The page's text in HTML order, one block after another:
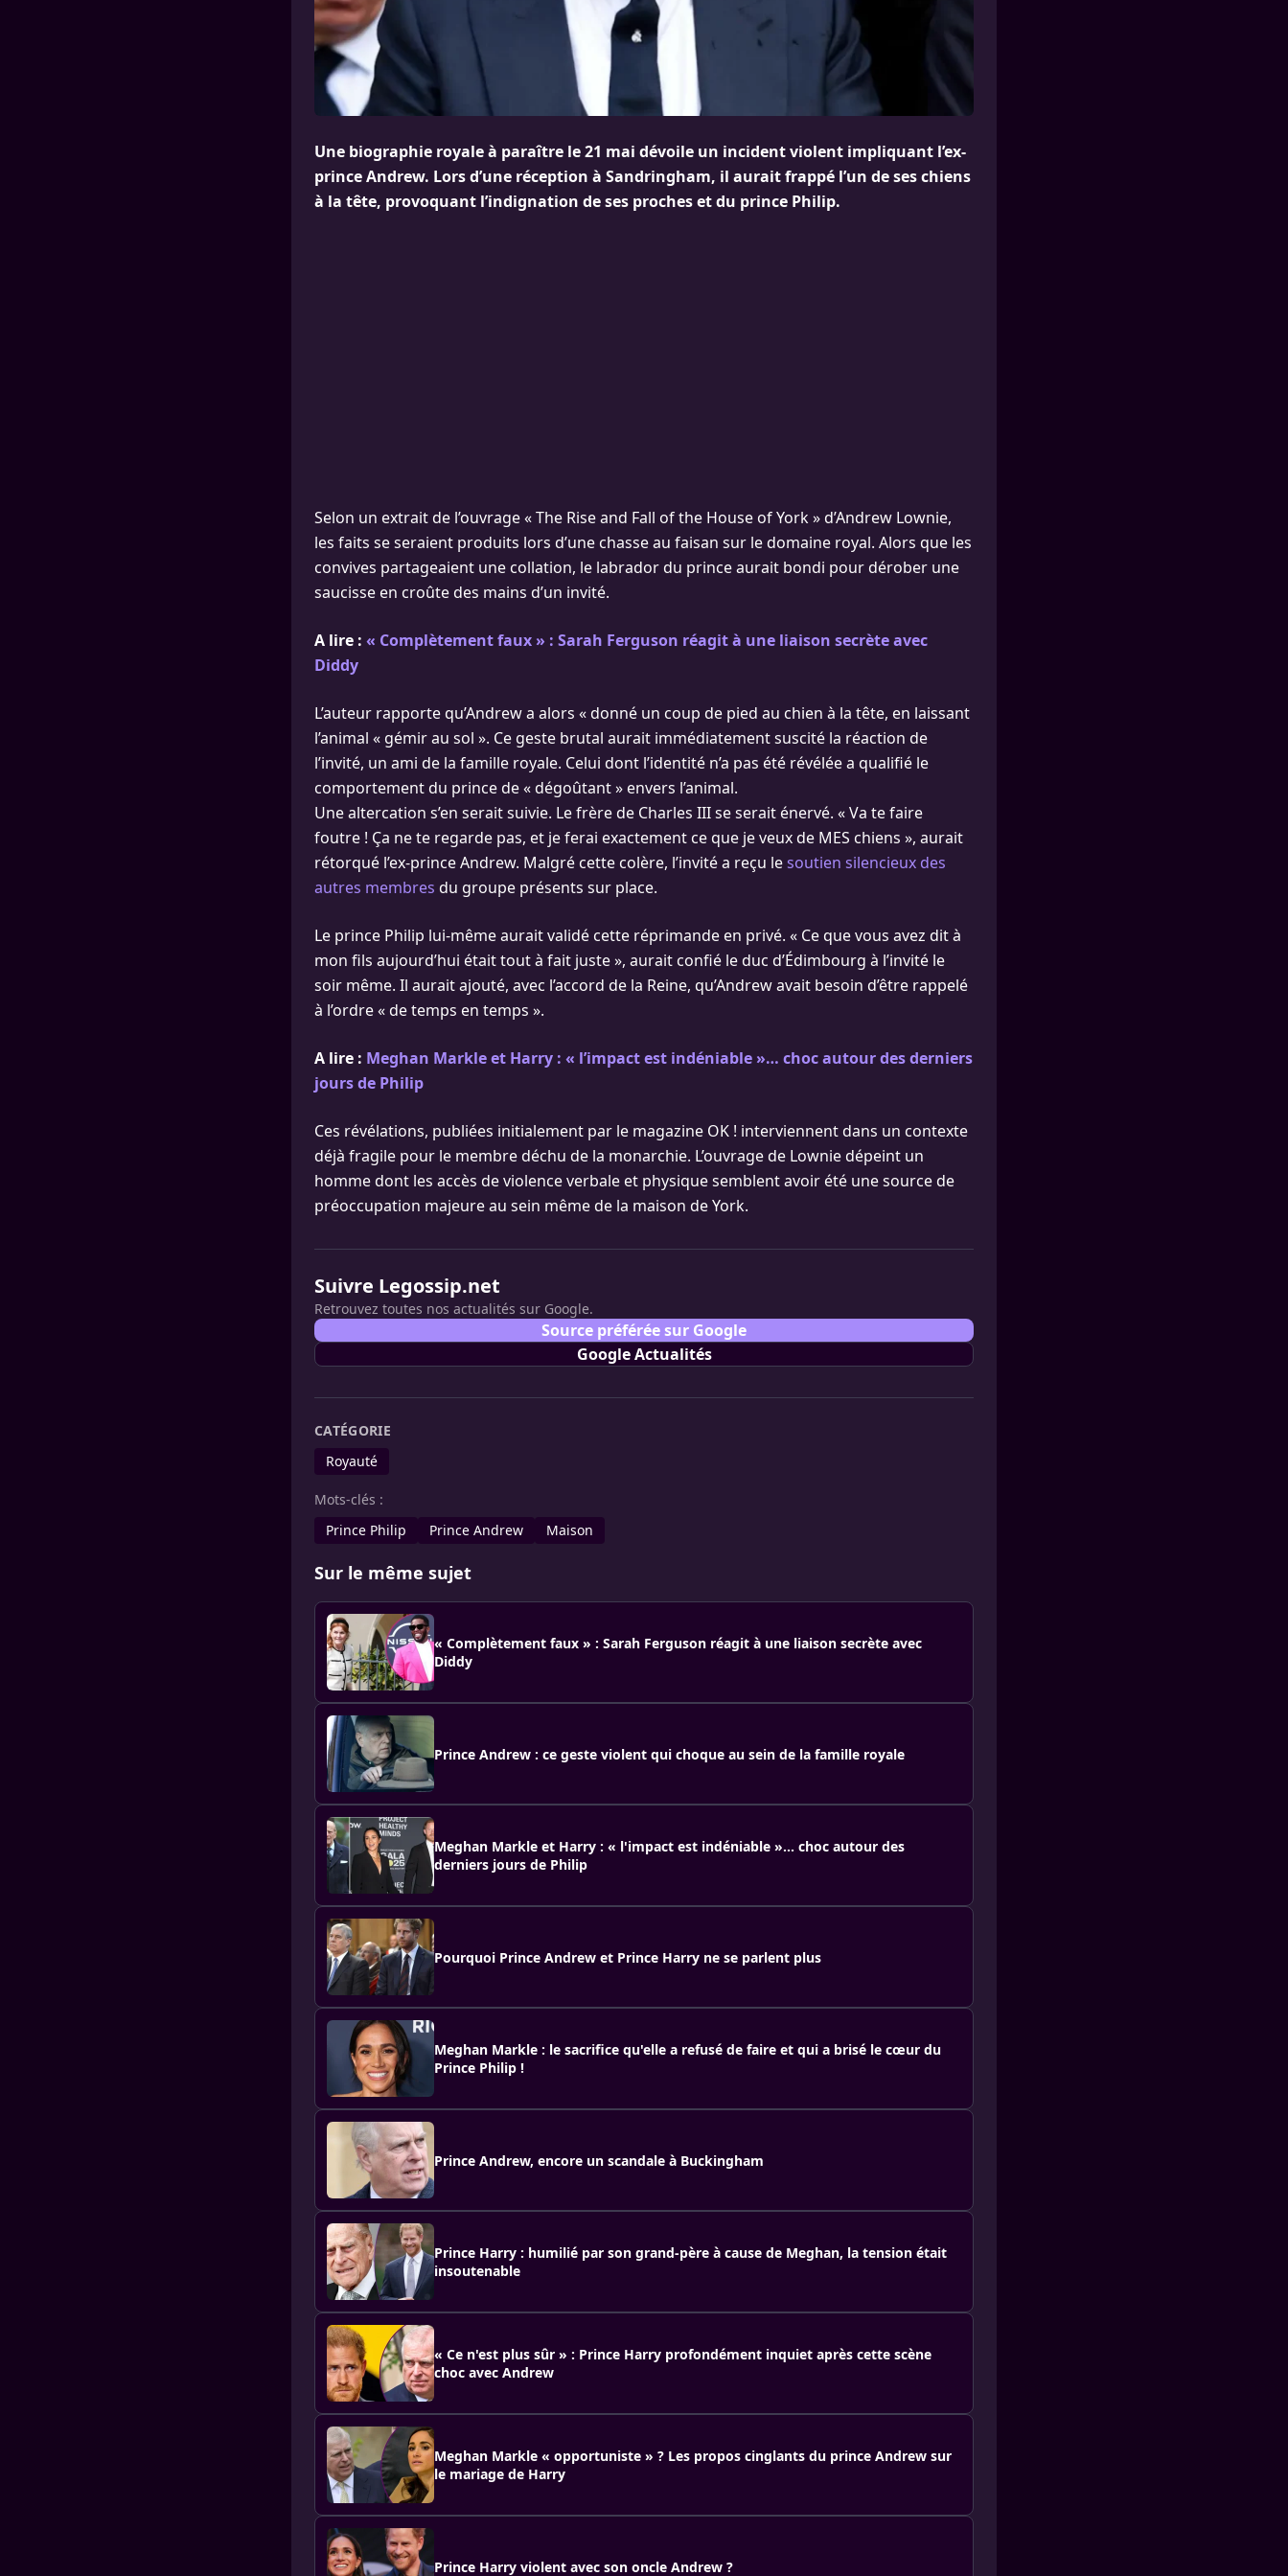
Une biographie royale à paraître le 21 mai dévoile un incident violent impliquant l’ex-
prince Andrew. Lors d’une réception à Sandringham, il aurait frappé l’un de ses chiens
à la tête, provoquant l’indignation de ses proches et du prince Philip.
Selon un extrait de l’ouvrage « The Rise and Fall of the House of York » d’Andrew Lownie,
les faits se seraient produits lors d’une chasse au faisan sur le domaine royal. Alors que les
convives partageaient une collation, le labrador du prince aurait bondi pour dérober une
saucisse en croûte des mains d’un invité.
A lire : « Complètement faux » : Sarah Ferguson réagit à une liaison secrète avec
Diddy
L’auteur rapporte qu’Andrew a alors « donné un coup de pied au chien à la tête, en laissant
l’animal « gémir au sol ». Ce geste brutal aurait immédiatement suscité la réaction de
l’invité, un ami de la famille royale. Celui dont l’identité n’a pas été révélée a qualifié le
comportement du prince de « dégoûtant » envers l’animal.
Une altercation s’en serait suivie. Le frère de Charles III se serait énervé. « Va te faire
foutre ! Ça ne te regarde pas, et je ferai exactement ce que je veux de MES chiens », aurait
rétorqué l’ex-prince Andrew. Malgré cette colère, l’invité a reçu lesoutien silencieux des
autres membres du groupe présents sur place.
Le prince Philip lui-même aurait validé cette réprimande en privé. « Ce que vous avez dit à
mon fils aujourd’hui était tout à fait juste », aurait confié le duc d’Édimbourg à l’invité le
soir même. Il aurait ajouté, avec l’accord de la Reine, qu’Andrew avait besoin d’être rappelé
à l’ordre « de temps en temps ».
A lire : Meghan Markle et Harry : « l’impact est indéniable »… choc autour des derniers
jours de Philip
Ces révélations, publiées initialement par le magazine OK ! interviennent dans un contexte
déjà fragile pour le membre déchu de la monarchie. L’ouvrage de Lownie dépeint un
homme dont les accès de violence verbale et physique semblent avoir été une source de
préoccupation majeure au sein même de la maison de York.
Suivre Legossip.net
Retrouvez toutes nos actualités sur Google.
Source préférée sur Google
Google Actualités
CATÉGORIE
Royauté
Mots-clés :
Prince Philip
Prince Andrew Maison
Sur le même sujet
« Complètement faux » : Sarah Ferguson réagit à une liaison secrète avec
Diddy
Prince Andrew : ce geste violent qui choque au sein de la famille royale
Meghan Markle et Harry : « l'impact est indéniable »… choc autour des
derniers jours de Philip
Pourquoi Prince Andrew et Prince Harry ne se parlent plus
Meghan Markle : le sacrifice qu'elle a refusé de faire et qui a brisé le cœur du
Prince Philip !
Prince Andrew, encore un scandale à Buckingham
Prince Harry : humilié par son grand-père à cause de Meghan, la tension était
insoutenable
« Ce n'est plus sûr » : Prince Harry profondément inquiet après cette scène
choc avec Andrew
Meghan Markle « opportuniste » ? Les propos cinglants du prince Andrew sur
le mariage de Harry
Prince Harry violent avec son oncle Andrew ?